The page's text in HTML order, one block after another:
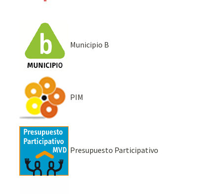
Municipio B
PIM
Presupuesto Participativo